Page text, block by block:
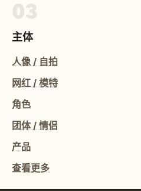
主体
人像 / 自拍
网红 / 模特
角色
团体 / 情侣
产品
查看更多